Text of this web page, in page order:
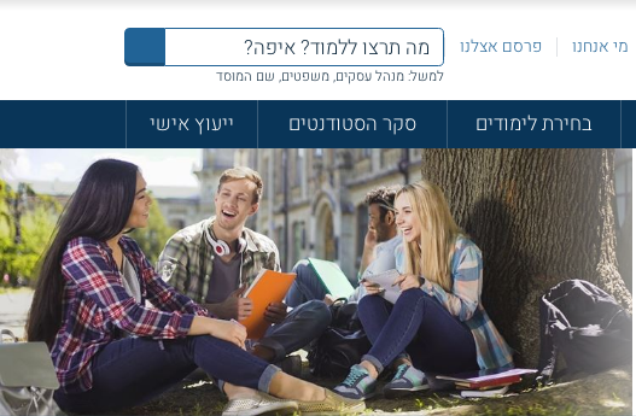
מי אנחנו פרסם אצלנו
למשל: מנהל עסקים, משפטים, שם המוסד
בחירת לימודים סקר הסטודנטים
ייעוץ אישי